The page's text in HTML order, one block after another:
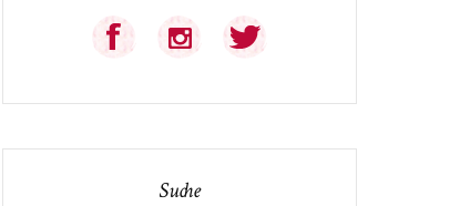
Suche